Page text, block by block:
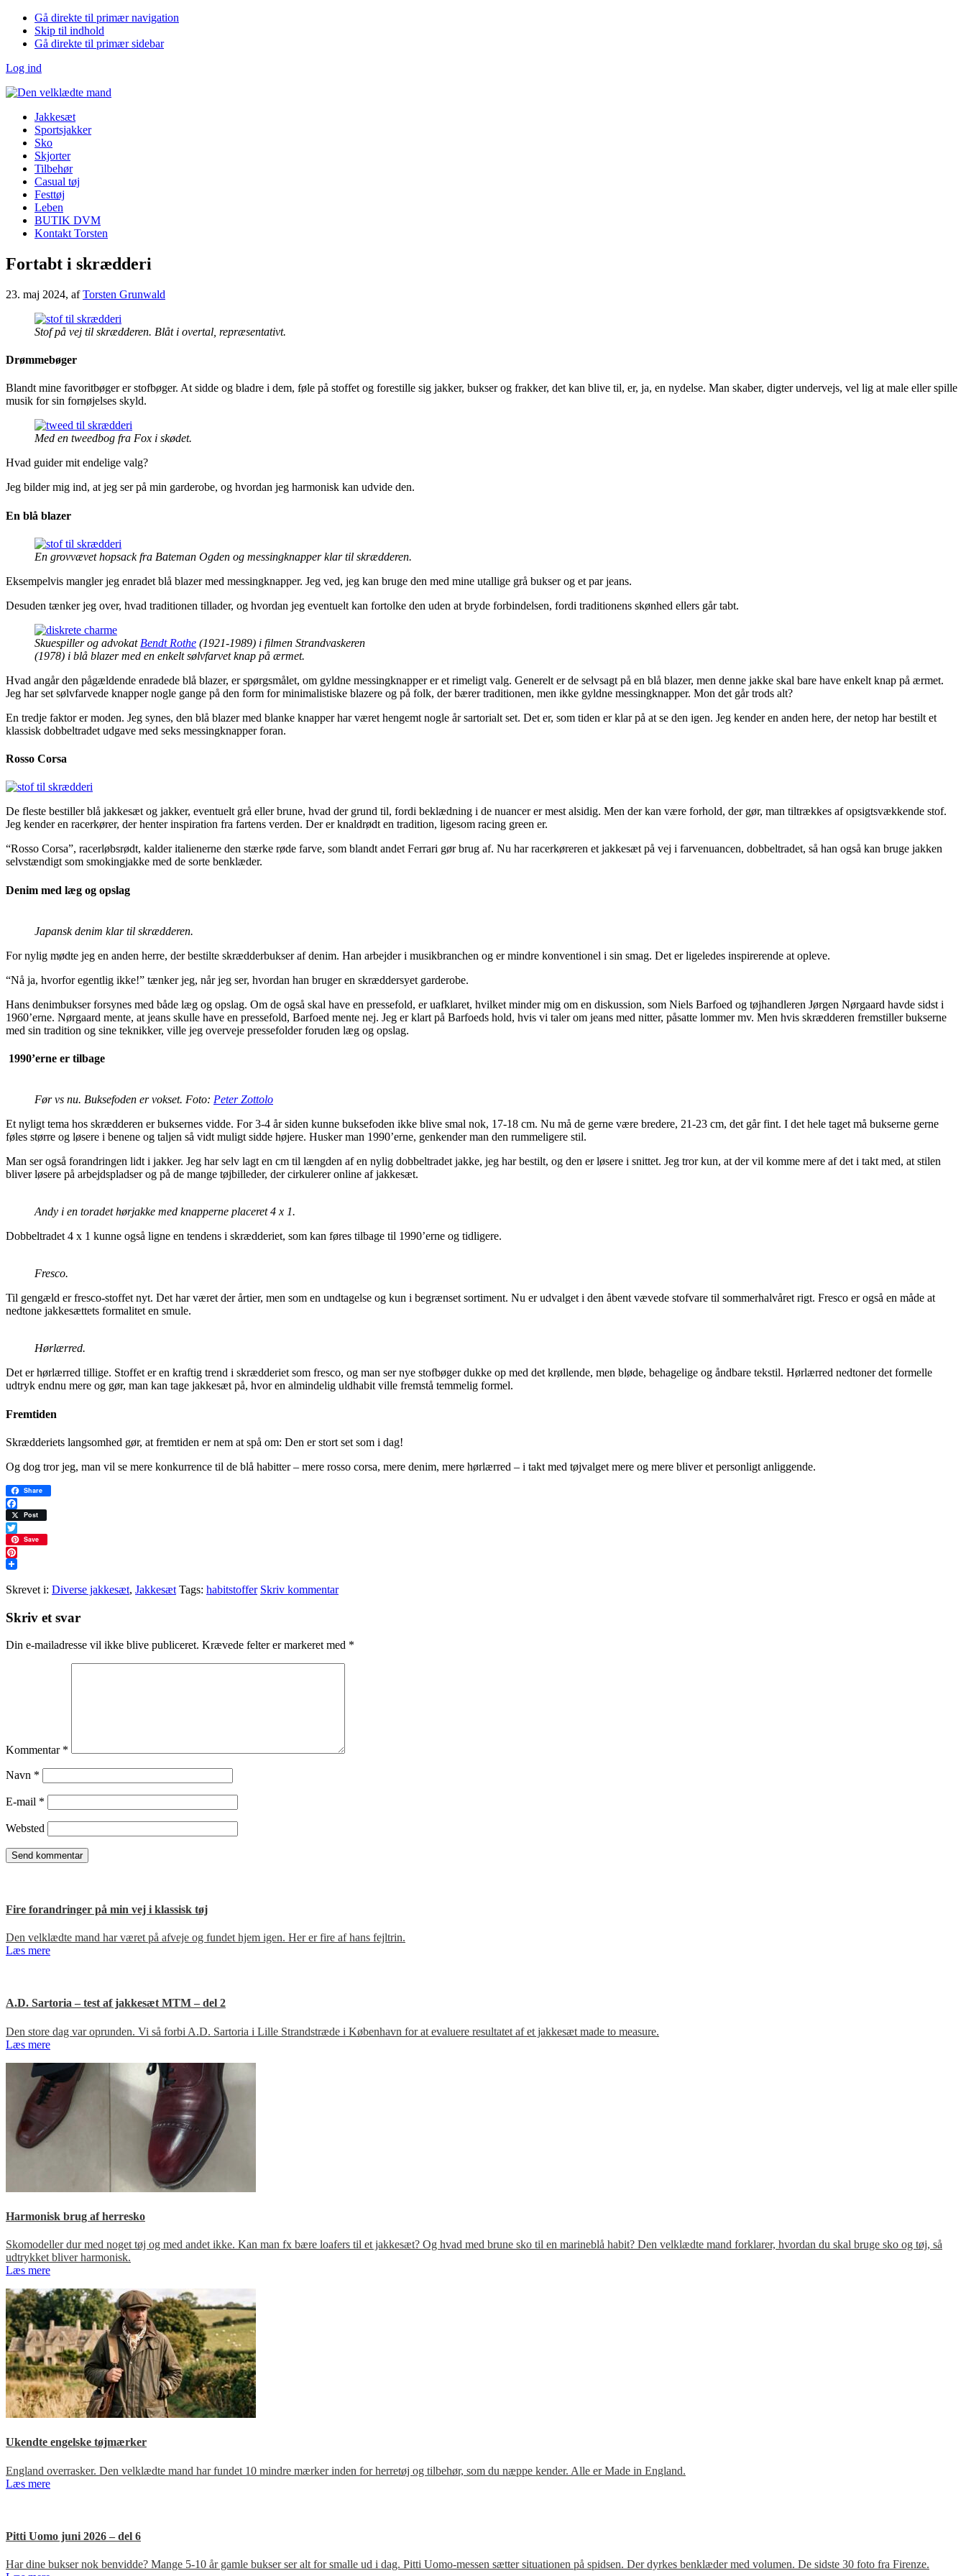
Gå direkte til primær navigation
Skip til indhold
Gå direkte til primær sidebar
Log ind
Jakkesæt
Sportsjakker
Sko
Skjorter
Tilbehør
Casual tøj
Festtøj
Leben
BUTIK DVM
Kontakt Torsten
Fortabt i skrædderi
23. maj 2024, afTorsten Grunwald
Stof på vej til skrædderen. Blåt i overtal, repræsentativt.
Drømmebøger
Blandt mine favoritbøger er stofbøger. At sidde og bladre i dem, føle på stoffet og forestille sig jakker, bukser og frakker, det kan blive til, er, ja, en nydelse. Man skaber, digter undervejs, vel lig at male eller spille
musik for sin fornøjelses skyld.
Med en tweedbog fra Fox i skødet.
Hvad guider mit endelige valg?
Jeg bilder mig ind, at jeg ser på min garderobe, og hvordan jeg harmonisk kan udvide den.
En blå blazer
En grovvævet hopsack fra Bateman Ogden og messingknapper klar til skrædderen.
Eksempelvis mangler jeg enradet blå blazer med messingknapper. Jeg ved, jeg kan bruge den med mine utallige grå bukser og et par jeans.
Desuden tænker jeg over, hvad traditionen tillader, og hvordan jeg eventuelt kan fortolke den uden at bryde forbindelsen, fordi traditionens skønhed ellers går tabt.
Skuespiller og advokat Bendt Rothe (1921-1989) i filmen Strandvaskeren
(1978) i blå blazer med en enkelt sølvfarvet knap på ærmet.
Hvad angår den pågældende enradede blå blazer, er spørgsmålet, om gyldne messingknapper er et rimeligt valg. Generelt er de selvsagt på en blå blazer, men denne jakke skal bare have enkelt knap på ærmet.
Jeg har set sølvfarvede knapper nogle gange på den form for minimalistiske blazere og på folk, der bærer traditionen, men ikke gyldne messingknapper. Mon det går trods alt?
En tredje faktor er moden. Jeg synes, den blå blazer med blanke knapper har været hengemt nogle år sartorialt set. Det er, som tiden er klar på at se den igen. Jeg kender en anden here, der netop har bestilt et
klassisk dobbeltradet udgave med seks messingknapper foran.
Rosso Corsa
De fleste bestiller blå jakkesæt og jakker, eventuelt grå eller brune, hvad der grund til, fordi beklædning i de nuancer er mest alsidig. Men der kan være forhold, der gør, man tiltrækkes af opsigtsvækkende stof.
Jeg kender en racerkører, der henter inspiration fra fartens verden. Der er knaldrødt en tradition, ligesom racing green er.
“Rosso Corsa”, racerløbsrødt, kalder italienerne den stærke røde farve, som blandt andet Ferrari gør brug af. Nu har racerkøreren et jakkesæt på vej i farvenuancen, dobbeltradet, så han også kan bruge jakken
selvstændigt som smokingjakke med de sorte benklæder.
Denim med læg og opslag
Japansk denim klar til skrædderen.
For nylig mødte jeg en anden herre, der bestilte skrædderbukser af denim. Han arbejder i musikbranchen og er mindre konventionel i sin smag. Det er ligeledes inspirerende at opleve.
“Nå ja, hvorfor egentlig ikke!” tænker jeg, når jeg ser, hvordan han bruger en skræddersyet garderobe.
Hans denimbukser forsynes med både læg og opslag. Om de også skal have en pressefold, er uafklaret, hvilket minder mig om en diskussion, som Niels Barfoed og tøjhandleren Jørgen Nørgaard havde sidst i
1960’erne. Nørgaard mente, at jeans skulle have en pressefold, Barfoed mente nej. Jeg er klart på Barfoeds hold, hvis vi taler om jeans med nitter, påsatte lommer mv. Men hvis skrædderen fremstiller bukserne
med sin tradition og sine teknikker, ville jeg overveje pressefolder foruden læg og opslag.
1990’erne er tilbage
Før vs nu. Buksefoden er vokset. Foto: Peter Zottolo
Et nyligt tema hos skrædderen er buksernes vidde. For 3-4 år siden kunne buksefoden ikke blive smal nok, 17-18 cm. Nu må de gerne være bredere, 21-23 cm, det går fint. I det hele taget må bukserne gerne
føles større og løsere i benene og taljen så vidt muligt sidde højere. Husker man 1990’erne, genkender man den rummeligere stil.
Man ser også forandringen lidt i jakker. Jeg har selv lagt en cm til længden af en nylig dobbeltradet jakke, jeg har bestilt, og den er løsere i snittet. Jeg tror kun, at der vil komme mere af det i takt med, at stilen
bliver løsere på arbejdspladser og på de mange tøjbilleder, der cirkulerer online af jakkesæt.
Andy i en toradet hørjakke med knapperne placeret 4 x 1.
Dobbeltradet 4 x 1 kunne også ligne en tendens i skrædderiet, som kan føres tilbage til 1990’erne og tidligere.
Fresco.
Til gengæld er fresco-stoffet nyt. Det har været der årtier, men som en undtagelse og kun i begrænset sortiment. Nu er udvalget i den åbent vævede stofvare til sommerhalvåret rigt. Fresco er også en måde at
nedtone jakkesættets formalitet en smule.
Hørlærred.
Det er hørlærred tillige. Stoffet er en kraftig trend i skrædderiet som fresco, og man ser nye stofbøger dukke op med det krøllende, men bløde, behagelige og åndbare tekstil. Hørlærred nedtoner det formelle
udtryk endnu mere og gør, man kan tage jakkesæt på, hvor en almindelig uldhabit ville fremstå temmelig formel.
Fremtiden
Skrædderiets langsomhed gør, at fremtiden er nem at spå om: Den er stort set som i dag!
Og dog tror jeg, man vil se mere konkurrence til de blå habitter – mere rosso corsa, mere denim, mere hørlærred – i takt med tøjvalget mere og mere bliver et personligt anliggende.
Share
Facebook
Post
Twitter
Save
Pinterest
Skrevet i: Diverse jakkesæt, Jakkesæt Tags: habitstoffer Skriv kommentar
Læserinteraktioner
Skriv et svar
Din e-mailadresse vil ikke blive publiceret. Krævede felter er markeret med *
Kommentar *
Navn *
E-mail *
Websted
Fire forandringer på min vej i klassisk tøj
Den velklædte mand har været på afveje og fundet hjem igen. Her er fire af hans fejltrin.
Læs mere
A.D. Sartoria – test af jakkesæt MTM – del 2
Den store dag var oprunden. Vi så forbi A.D. Sartoria i Lille Strandstræde i København for at evaluere resultatet af et jakkesæt made to measure.
Læs mere
Harmonisk brug af herresko
Skomodeller dur med noget tøj og med andet ikke. Kan man fx bære loafers til et jakkesæt? Og hvad med brune sko til en marineblå habit? Den velklædte mand forklarer, hvordan du skal bruge sko og tøj, så
udtrykket bliver harmonisk.
Læs mere
Ukendte engelske tøjmærker
England overrasker. Den velklædte mand har fundet 10 mindre mærker inden for herretøj og tilbehør, som du næppe kender. Alle er Made in England.
Læs mere
Pitti Uomo juni 2026 – del 6
Har dine bukser nok benvidde? Mange 5-10 år gamle bukser ser alt for smalle ud i dag. Pitti Uomo-messen sætter situationen på spidsen. Der dyrkes benklæder med volumen. De sidste 30 foto fra Firenze.